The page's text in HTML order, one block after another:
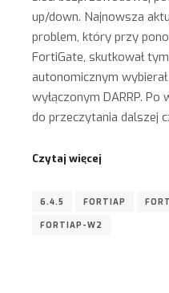
up/down. Najnowsza
problem, który przy
FortiGate, skutkował
autonomicznym
wyłączonym DARRP.
do przeczytania dalszej
Czytaj więcej
6.4.5 FORTIAP
FORTIAP-W2